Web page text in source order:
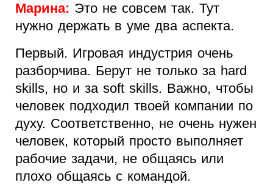
Марина: Это не совсем так. Тут
нужно держать в уме два аспекта.
Первый. Игровая индустрия очень
разборчива. Берут не только за hard
skills, но и за soft skills. Важно, чтобы
человек подходил твоей компании по
духу. Соответственно, не очень нужен
человек, который просто выполняет
рабочие задачи, не общаясь или
плохо общаясь с командой.